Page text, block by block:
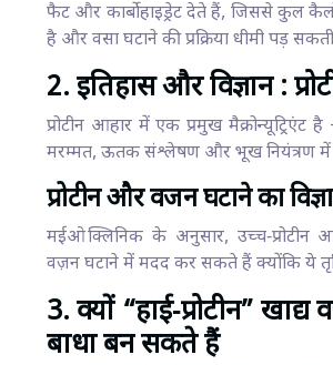
फैट और कार्बोहाइड्रेट देते हैं, जिससे कुल
है और वसा घटाने की प्रक्रिया धीमी पड़
2. इतिहास और विज्ञान :
प्रोटीन आहार में एक प्रमुख
मरम्मत, ऊतक संश्लेषण और भूख नियंत्रण में
प्रोटीन और वजन घटाने का
मईओ क्लिनिक के अनुसार, उच्च‑प्रोटीन
वज़न घटाने में मदद कर सकते हैं क्योंकि ये
3. क्यों “हाई‑प्रोटीन”
बाधा बन सकते हैं